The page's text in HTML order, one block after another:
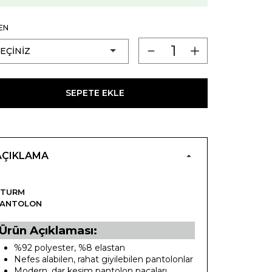
SEPETE EKLE
Açıklaması:
%92 polyester, %8 elastan
Nefes alabilen, rahat giyilebilen pantolonlar